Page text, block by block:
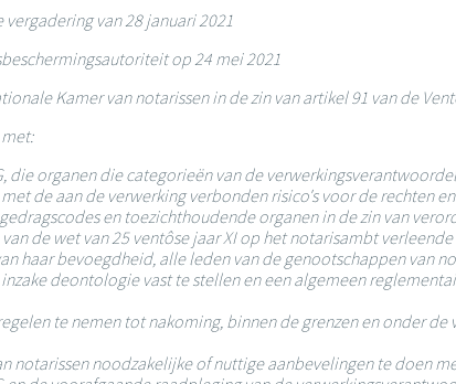
van 28 januari 2021
op 24 mei 2021
Kamer van notarissen in de zin van artikel 91 van de
die organen die categorieën van de
de aan de verwerking verbonden risico's voor de rechten
en toezichthoudende organen in de zin van
de wet van 25 ventôse jaar XI op het notarisambt
haar bevoegdheid, alle leden van de genootschappen van
deontologie vast te stellen en een algemeen
te nemen tot nakoming, binnen de grenzen en onder
notarissen noodzakelijke of nuttige aanbevelingen te doen